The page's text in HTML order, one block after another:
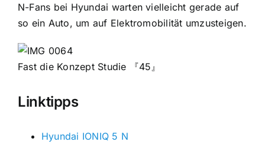
N-Fans bei Hyundai warten vielleicht gerade auf
so ein Auto, um auf Elektromobilität umzusteigen.
Fast die Konzept Studie 『45』
Linktipps
Hyundai IONIQ 5 N